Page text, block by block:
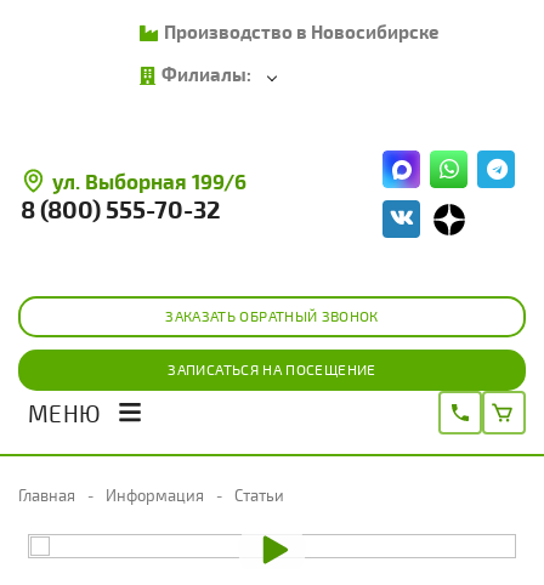
Производство в Новосибирске
Филиалы:
ул. Выборная 199/6
8 (800) 555-70-32
ЗАКАЗАТЬ ОБРАТНЫЙ ЗВОНОК
ЗАПИСАТЬСЯ НА ПОСЕЩЕНИЕ
МЕНЮ
Главная Информация Статьи